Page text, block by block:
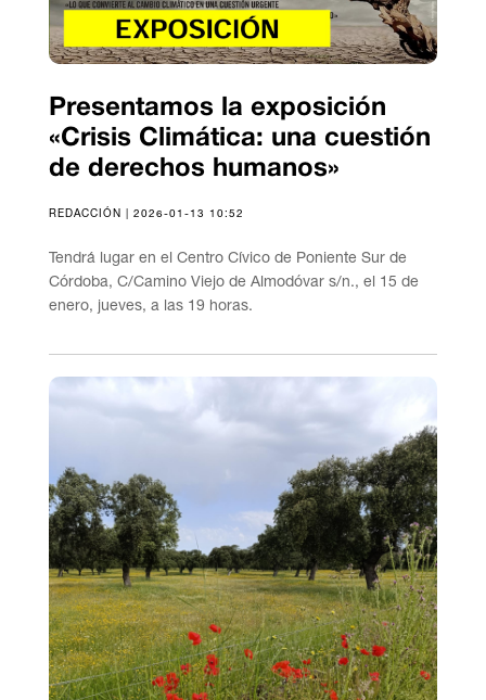
Presentamos la exposición
«Crisis Climática: una cuestión
de derechos humanos»
REDACCIÓN | 2026-01-13 10:52
Tendrá lugar en el Centro Cívico de Poniente Sur de
Córdoba, C/Camino Viejo de Almodóvar s/n., el 15 de
enero, jueves, a las 19 horas.